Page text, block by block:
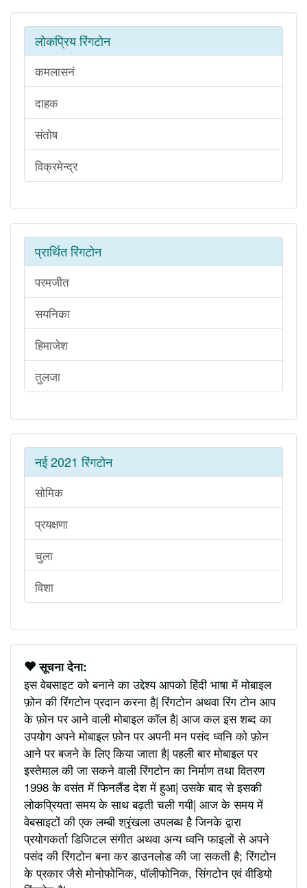
लोकप्रिय रिंगटोन
कमलासनं
दाहक
संतोष
विक्रमेन्द्र
प्रार्थित रिंगटोन
परमजीत
सयनिका
हिमाजेश
तुलजा
नई 2021 रिंगटोन
सोमिक
प्रयक्षणा
चुला
विशा
सूचना देना:
इस वेबसाइट को बनाने का उद्देश्य आपको हिंदी भाषा में मोबाइल
फ़ोन की रिंगटोन प्रदान करना है| रिंगटोन अथवा रिंग टोन आप
के फ़ोन पर आने वाली मोबाइल कॉल है| आज कल इस शब्द का
उपयोग अपने मोबाइल फ़ोन पर अपनी मन पसंद ध्वनि को फ़ोन
आने पर बजने के लिए किया जाता है| पहली बार मोबाइल पर
इस्तेमाल की जा सकने वाली रिंगटोन का निर्माण तथा वितरण
1998 के वसंत में फिनलैंड देश में हुआ| उसके बाद से इसकी
लोकप्रियता समय के साथ बढ़ती चली गयी| आज के समय में
वेबसाइटों की एक लम्बी श्रृंखला उपलब्ध है जिनके द्वारा
प्रयोगकर्ता डिजिटल संगीत अथवा अन्य ध्वनि फाइलों से अपने
पसंद की रिंगटोन बना कर डाउनलोड की जा सकती है; रिंगटोन
के प्रकार जैसे मोनोफोनिक, पॉलीफोनिक, सिंगटोन एवं वीडियो